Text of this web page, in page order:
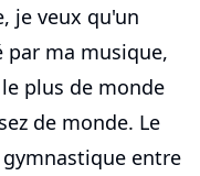
je veux qu'un
ma musique,
plus de monde
de monde. Le
entre